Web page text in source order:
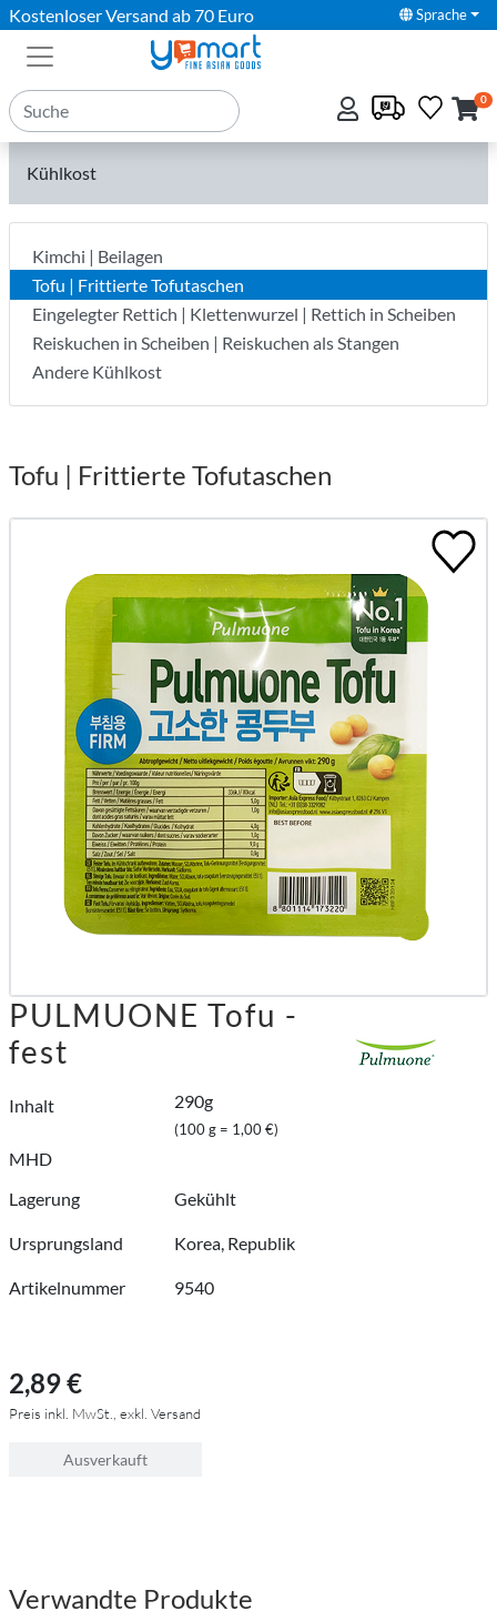
Kostenloser Versand ab 70 Euro Sprache
0
Kühlkost
Kimchi | Beilagen
Tofu | Frittierte Tofutaschen
Eingelegter Rettich | Klettenwurzel | Rettich in Scheiben
Reiskuchen in Scheiben | Reiskuchen als Stangen
Andere Kühlkost
Tofu | Frittierte Tofutaschen
PULMUONE Tofu -
fest
Inhalt 290g
(100 g = 1,00 €)
MHD
Lagerung
Gekühlt
Ursprungsland Korea, Republik
Artikelnummer 9540
2,89 €
Preis inkl. MwSt., exkl. Versand
Ausverkauft
Verwandte Produkte